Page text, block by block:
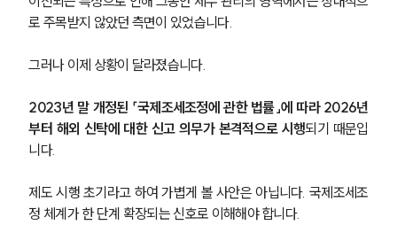
로 주목받지 않았던 측면이 있었습니다.
그러나 이제 상황이 달라졌습니다.
2023년 말 개정된 「국제조세조정에 관한 법률」에 따라 2026년
부터 해외 신탁에 대한 신고 의무가 본격적으로 시행되기 때문입
니다.
제도 시행 초기라고 하여 가볍게 볼 사안은 아닙니다. 국제조세조
정 체계가 한 단계 확장되는 신호로 이해해야 합니다.